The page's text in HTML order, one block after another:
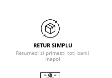
RETUR SIMPLU
Returnezi si primesti toti banii
inapoi